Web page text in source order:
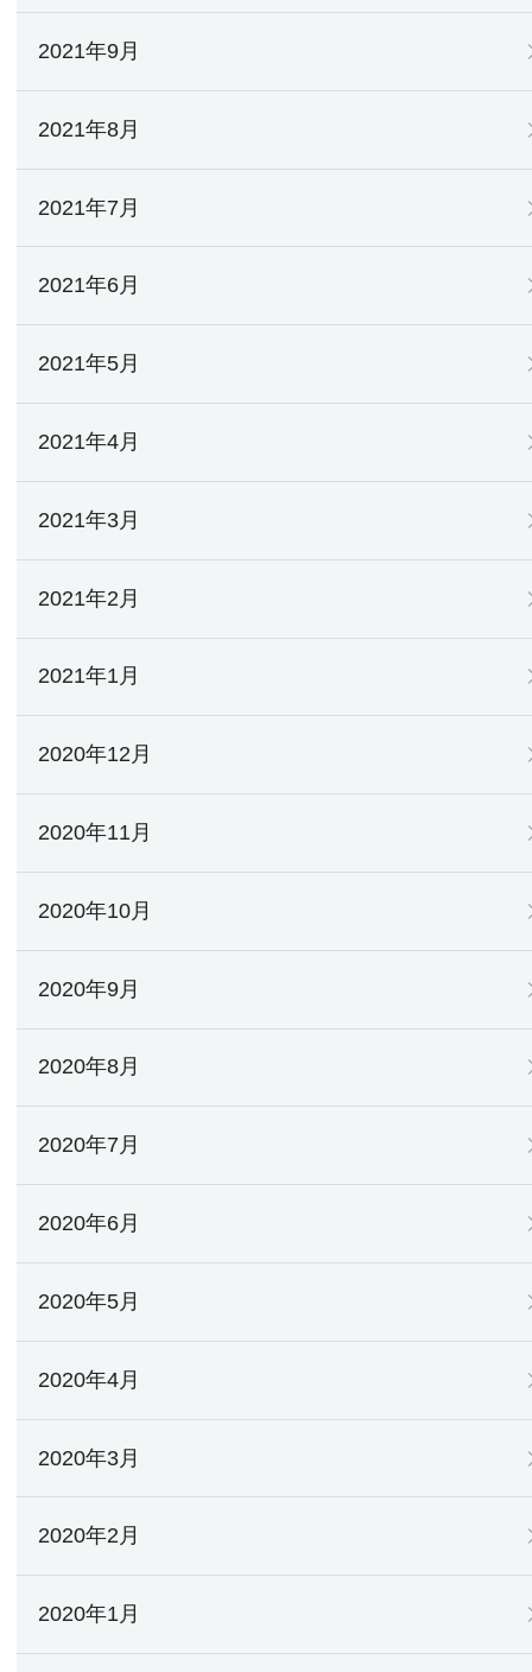
2021年9月
2021年8月
2021年7月
2021年6月
2021年5月
2021年4月
2021年3月
2021年2月
2021年1月
2020年12月
2020年11月
2020年10月
2020年9月
2020年8月
2020年7月
2020年6月
2020年5月
2020年4月
2020年3月
2020年2月
2020年1月